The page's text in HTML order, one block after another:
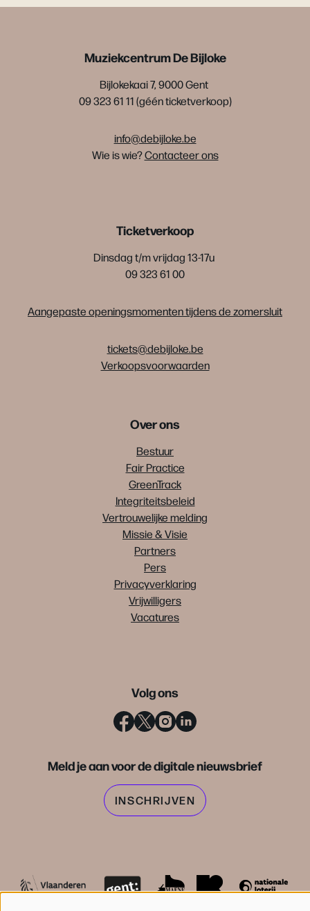
Muziekcentrum De Bijloke
Bijlokekaai 7, 9000 Gent
09 323 61 11 (géén ticketverkoop)
info@debijloke.be
Wie is wie?Contacteer ons
Ticketverkoop
Dinsdag t/m vrijdag 13-17u
09 323 61 00
Aangepaste openingsmomenten tijdens de zomersluit
tickets@debijloke.be
Verkoopsvoorwaarden
Over ons
Bestuur
Fair Practice
GreenTrack
Integriteitsbeleid
Vertrouwelijke melding
Missie & Visie
Partners
Pers
Privacyverklaring
Vrijwilligers
Vacatures
Volg ons
Meld je aan voor de digitale nieuwsbrief
INSCHRIJVEN